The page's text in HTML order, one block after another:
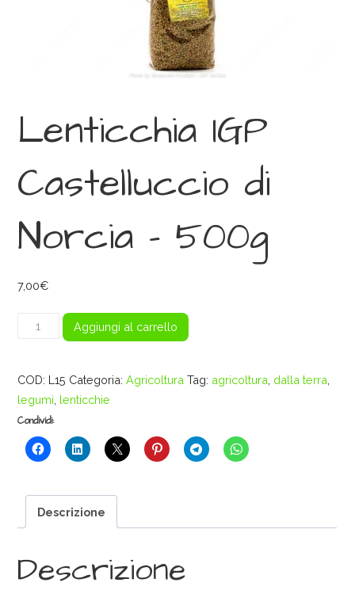
Lenticchia IGP
Castelluccio di
Norcia – 500g
7,00€
Lenticchia
di
Norcia
-
500g
quantità
Aggiungi al carrello
COD: L15 Categoria:Agricoltura Tag: agricoltura dalla terra
legumi lenticchie
Condividi:
Descrizione
Descrizione